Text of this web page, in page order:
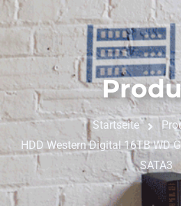
Startseite
HDD Western Digital 16TB WD
SATA3